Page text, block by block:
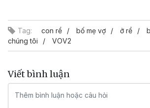
Tag: con rể bố mẹ vợ ở rể
chúng tôi
VOV2
Viết bình luận